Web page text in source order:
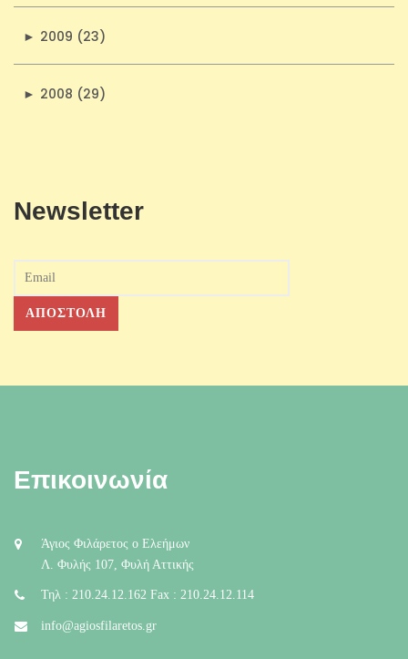
► 2009 (23)
► 2008 (29)
Newsletter
Επικοινωνία
Άγιος Φιλάρετος ο Ελεήμων
Λ. Φυλής 107, Φυλή Αττικής
Τηλ : 210.24.12.162 Fax : 210.24.12.114
info@agiosfilaretos.gr